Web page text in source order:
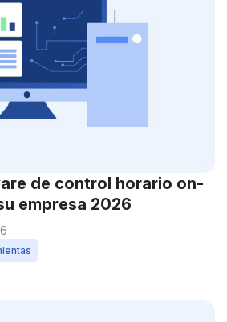
de control horario on-
empresa 2026